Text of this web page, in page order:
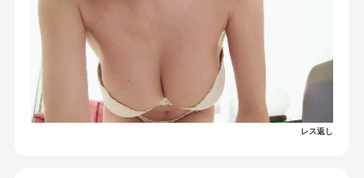
レス返し